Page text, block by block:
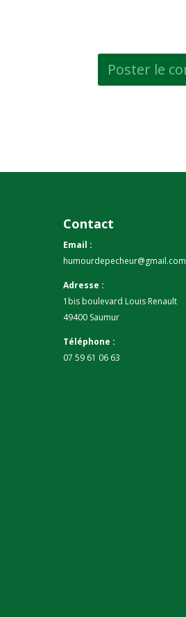
Contact
Email :
humourdepecheur@gmail.com
Adresse :
1bis boulevard Louis Renault
49400 Saumur
Téléphone :
07 59 61 06 63